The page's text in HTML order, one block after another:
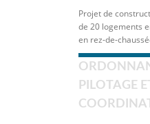
Projet de
de 20 logements
en rez-de-
PILOTAGE ET